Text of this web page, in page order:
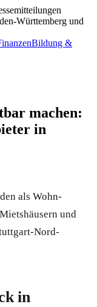
Württemberg und
Bildung &
machen:
in
als Wohn-
und
Nord-
in